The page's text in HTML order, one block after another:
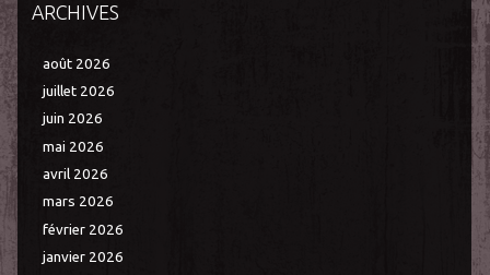
ARCHIVES
août 2026
juillet 2026
juin 2026
mai 2026
avril 2026
mars 2026
février 2026
janvier 2026